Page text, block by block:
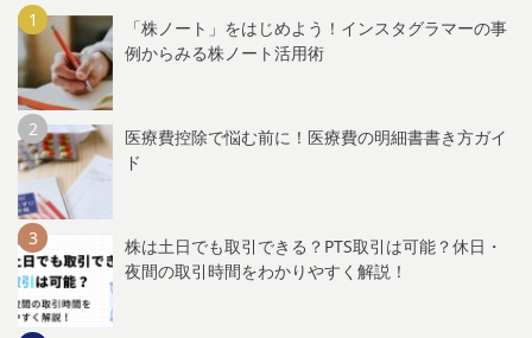
「株ノート」をはじめよう！インスタグラマーの事
例からみる株ノート活用術
医療費控除で悩む前に！医療費の明細書書き方ガイ
ド
株は土日でも取引できる？PTS取引は可能？休日・
夜間の取引時間をわかりやすく解説！